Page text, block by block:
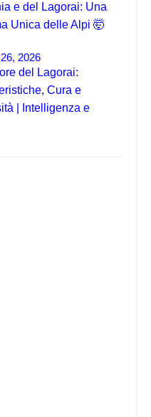
e del Lagorai: Una
Unica delle Alpi 🤯
2026
del Lagorai:
Cura e
| Intelligenza e